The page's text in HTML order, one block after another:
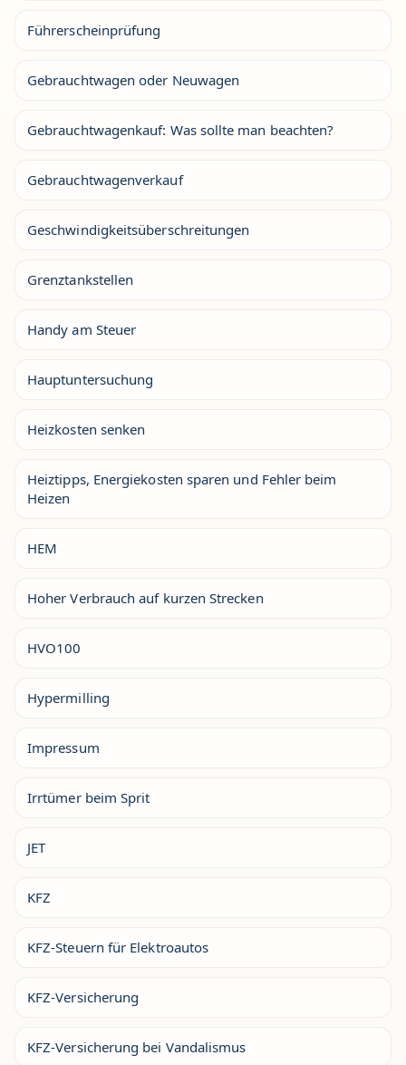
Führerscheinprüfung
Gebrauchtwagen oder Neuwagen
Gebrauchtwagenkauf: Was sollte man beachten?
Gebrauchtwagenverkauf
Geschwindigkeitsüberschreitungen
Grenztankstellen
Handy am Steuer
Hauptuntersuchung
Heizkosten senken
Heiztipps, Energiekosten sparen und Fehler beim
Heizen
HEM
Hoher Verbrauch auf kurzen Strecken
HVO100
Hypermilling
Impressum
Irrtümer beim Sprit
JET
KFZ
KFZ-Steuern für Elektroautos
KFZ-Versicherung
KFZ-Versicherung bei Vandalismus